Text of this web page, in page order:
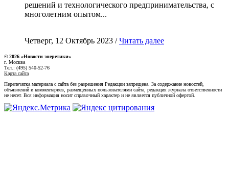
решений и технологического предпринимательства, с
многолетним опытом...
Четверг, 12 Октябрь 2023 /Читать далее
© 2026 «Новости энеретики»
г. Москва
Тел.: (495) 540-52-76
Карта сайта
Перепечатка материала с сайта без разрешения Редакции запрещена. За содержание новостей,
объявлений и комментариев, размещенных пользователями сайта, редакция журнала ответственности
не несет. Вся информация носит справочный характер и не является публичной офертой.